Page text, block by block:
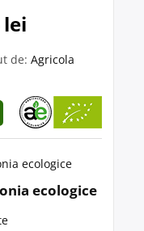
lei
de: Agricola
ecologice